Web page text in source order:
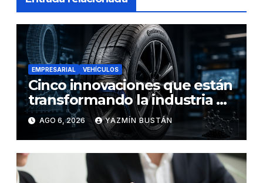
EMPRESARIAL VEHÍCULOS
Cinco innovaciones que están
transformando la industria de
los neumáticos y redefinen el
futuro de la movilidad
AGO 6, 2026 YAZMÍN BUSTÁN